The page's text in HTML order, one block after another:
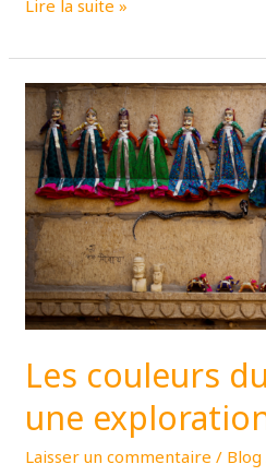
Lire la suite »
Les couleurs
une
Laisser un commentaire / Blog
Les
couleurs
du
Rajasthan :
une
exploration
culturelle